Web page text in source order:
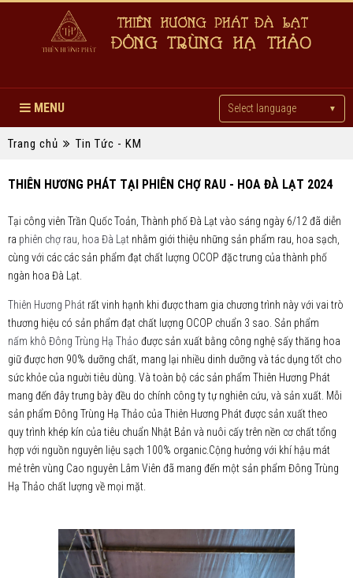
Select language ▼
MENU
Trang chủ Tin Tức - KM
THIÊN HƯƠNG PHÁT TẠI PHIÊN CHỢ RAU - HOA ĐÀ LẠT 2024
Tại công viên Trần Quốc Toản, Thành phố Đà Lạt vào sáng ngày 6/12 đã diễn
ra phiên chợ rau, hoa Đà Lạt nhằm giới thiệu những sản phẩm rau, hoa sạch,
cùng với các các sản phẩm đạt chất lượng OCOP đặc trưng của thành phố
ngàn hoa Đà Lạt.
Thiên Hương Phát rất vinh hạnh khi được tham gia chương trình này với vai trò
thương hiệu có sản phẩm đạt chất lượng OCOP chuẩn 3 sao. Sản phẩm
nấm khô Đông Trùng Hạ Thảo được sản xuất bằng công nghệ sấy thăng hoa
giữ được hơn 90% dưỡng chất, mang lại nhiều dinh dưỡng và tác dụng tốt cho
sức khỏe của người tiêu dùng. Và toàn bộ các sản phẩm Thiên Hương Phát
mang đến đây trưng bày đều do chính công ty tự nghiên cứu, và sản xuất. Mỗi
sản phẩm Đông Trùng Hạ Thảo của Thiên Hương Phát được sản xuất theo
quy trình khép kín của tiêu chuẩn Nhật Bản và nuôi cấy trên nền cơ chất tổng
hợp với nguồn nguyên liệu sạch 100% organic.Cộng hưởng với khí hậu mát
mẻ trên vùng Cao nguyên Lâm Viên đã mang đến một sản phẩm Đông Trùng
Hạ Thảo chất lượng về mọi mặt.